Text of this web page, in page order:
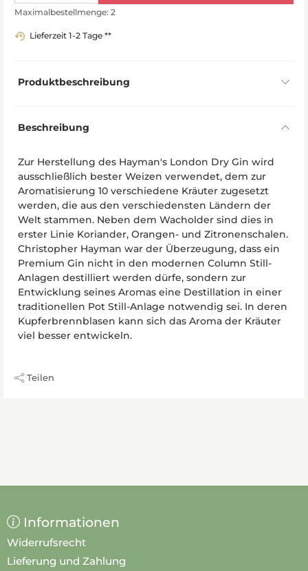
Maximalbestellmenge: 2
Lieferzeit 1-2 Tage **
Produktbeschreibung
Beschreibung
Zur Herstellung des Hayman's London Dry Gin wird
ausschließlich bester Weizen verwendet, dem zur
Aromatisierung 10 verschiedene Kräuter zugesetzt
werden, die aus den verschiedensten Ländern der
Welt stammen. Neben dem Wacholder sind dies in
erster Linie Koriander, Orangen- und Zitronenschalen.
Christopher Hayman war der Überzeugung, dass ein
Premium Gin nicht in den modernen Column Still-
Anlagen destilliert werden dürfe, sondern zur
Entwicklung seines Aromas eine Destillation in einer
traditionellen Pot Still-Anlage notwendig sei. In deren
Kupferbrennblasen kann sich das Aroma der Kräuter
viel besser entwickeln.
Teilen
Informationen
Widerrufsrecht
Lieferung und Zahlung